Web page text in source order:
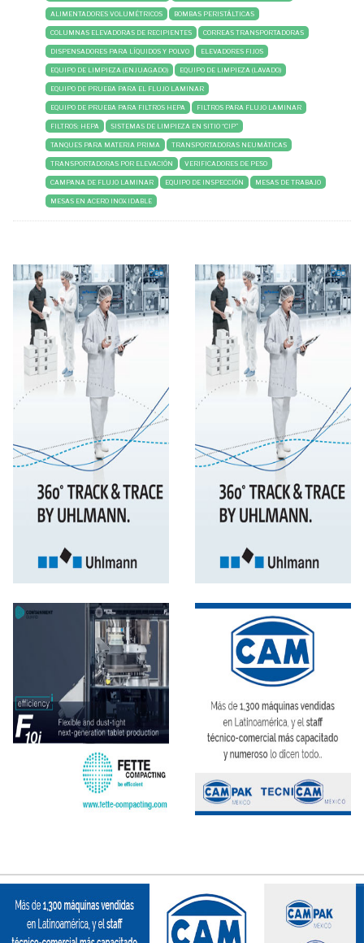
ALIMENTADORES VOLUMÉTRICOS BOMBAS PERISTÁLTICAS
COLUMNAS ELEVADORAS DE RECIPIENTES CORREAS TRANSPORTADORAS
DISPENSADORES PARA LÍQUIDOS Y POLVO ELEVADORES FIJOS
EQUIPO DE LIMPIEZA (ENJUAGADO) EQUIPO DE LIMPIEZA (LAVADO)
EQUIPO DE PRUEBA PARA EL FLUJO LAMINAR
EQUIPO DE PRUEBA PARA FILTROS HEPA FILTROS PARA FLUJO LAMINAR
FILTROS: HEPA SISTEMAS DE LIMPIEZA EN SITIO “CIP”
TANQUES PARA MATERIA PRIMA TRANSPORTADORAS NEUMÁTICAS
TRANSPORTADORAS POR ELEVACIÓN VERIFICADORES DE PESO
CAMPANA DE FLUJO LAMINAR EQUIPO DE INSPECCIÓN MESAS DE TRABAJO
MESAS EN ACERO INOXIDABLE